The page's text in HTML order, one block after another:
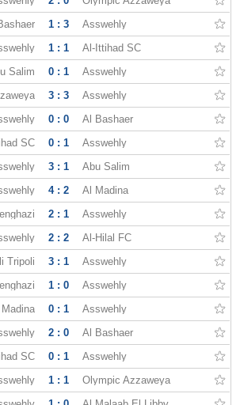
1 : 3 Asswehly
1 : 1 Al-Ittihad SC
Salim 0 : 1 Asswehly
3 : 3 Asswehly
0 : 0 Al Bashaer
SC 0 : 1 Asswehly
3 : 1 Abu Salim
4 : 2 Al Madina
2 : 1 Asswehly
2 : 2 Al-Hilal FC
Tripoli 3 : 1 Asswehly
1 : 0 Asswehly
0 : 1 Asswehly
2 : 0 Al Bashaer
SC 0 : 1 Asswehly
1 : 1 Olympic Azzaweya